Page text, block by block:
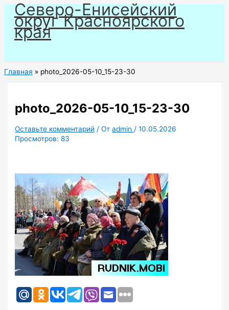
Перейти
содержимому
Северо-Енисейский
округ Красноярского
края
Главная photo_2026-05-10_15-23-30
photo_2026-05-10_15-23-30
Оставьте комментарий / Отadmin /10.05.2026
Просмотров: 83